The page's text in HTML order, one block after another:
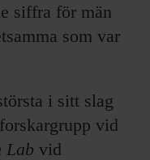
siffra för män
som var
i sitt slag
vid
Lab vid